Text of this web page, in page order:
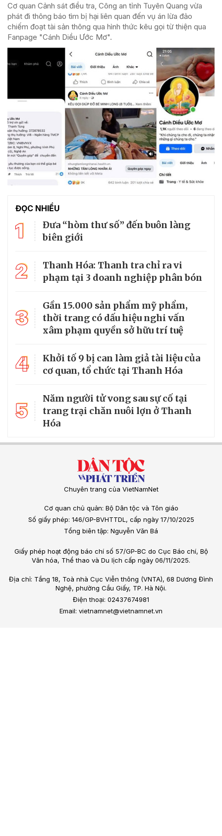
Cơ quan Cảnh sát điều tra, Công an tỉnh Tuyên Quang vừa
phát đi thông báo tìm bị hại liên quan đến vụ án lừa đảo
chiếm đoạt tài sản thông qua hình thức kêu gọi từ thiện qua
Fanpage "Cánh Diều Ước Mơ".
ĐỌC NHIỀU
1
Đưa “hòm thư số” đến buôn làng
biên giới
2
Thanh Hóa: Thanh tra chỉ ra vi
phạm tại 3 doanh nghiệp phân bón
3
Gần 15.000 sản phẩm mỹ phẩm,
thời trang có dấu hiệu nghi vấn
xâm phạm quyền sở hữu trí tuệ
4
Khởi tố 9 bị can làm giả tài liệu của
cơ quan, tổ chức tại Thanh Hóa
5
Năm người tử vong sau sự cố tại
trang trại chăn nuôi lợn ở Thanh
Hóa
Chuyên trang của VietNamNet
Cơ quan chủ quản: Bộ Dân tộc và Tôn giáo
Số giấy phép: 146/GP-BVHTTDL, cấp ngày 17/10/2025
Tổng biên tập: Nguyễn Văn Bá
Giấy phép hoạt động báo chí số 57/GP-BC do Cục Báo chí, Bộ
Văn hóa, Thể thao và Du lịch cấp ngày 06/11/2025.
Địa chỉ: Tầng 18, Toà nhà Cục Viễn thông (VNTA), 68 Dương Đình
Nghệ, phường Cầu Giấy, TP. Hà Nội.
Điện thoại: 02437674981
Email: vietnamnet@vietnamnet.vn